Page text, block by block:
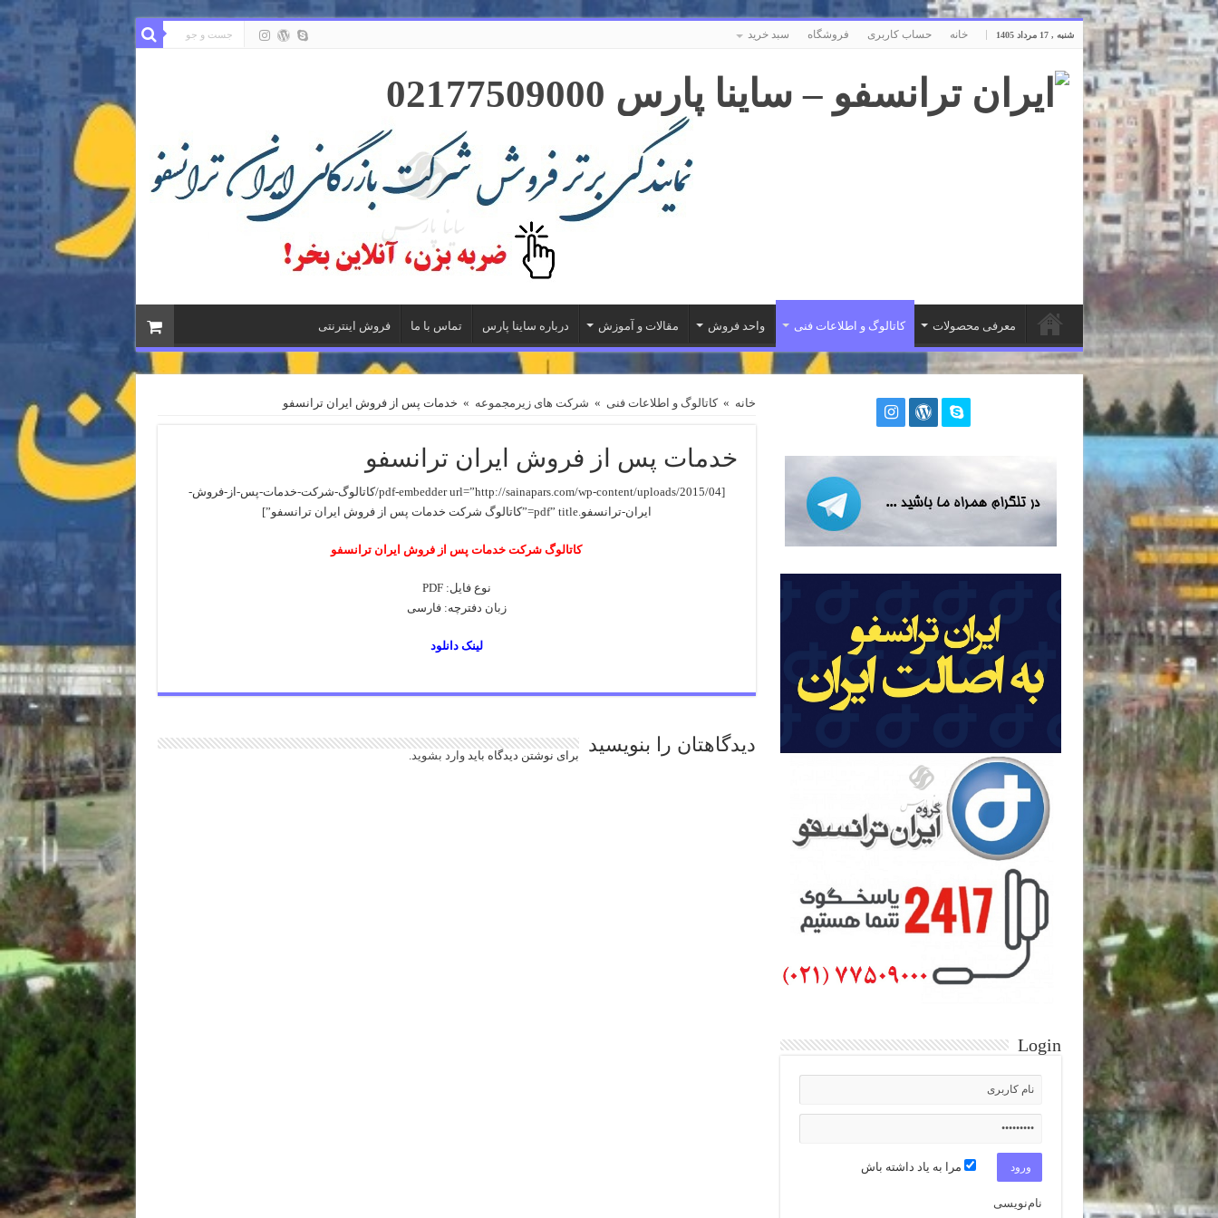
شنبه , 17 مرداد 1405 خانه حساب کاربری فروشگاه سبد خرید
معرفی محصولات کاتالوگ و اطلاعات فنی واحد فروش مقالات و آموزش درباره ساینا پارس تماس با ما فروش اینترنتی
خانه » کاتالوگ و اطلاعات فنی » شرکت های زیرمجموعه » خدمات پس از فروش ایران ترانسفو
خدمات پس از فروش ایران ترانسفو
[pdf-embedder url=”http://sainapars.com/wp-content/uploads/2015/04/کاتالوگ-شرکت-خدمات-پس-از-فروش-
ایران-ترانسفو.pdf” title=”کاتالوگ شرکت خدمات پس از فروش ایران ترانسفو”]
کاتالوگ شرکت خدمات پس از فروش ایران ترانسفو
نوع فایل: PDF
زبان دفترچه: فارسی
لینک دانلود
دیدگاهتان را بنویسید برای نوشتن دیدگاه بایدوارد بشوید.
Login
مرا به یاد داشته باش
نام‌نویسی